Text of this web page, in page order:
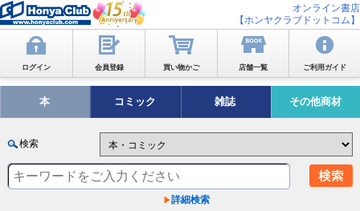
オンライン書店
【ホンヤクラブドットコム】
ログイン 会員登録 買い物かご 店舗一覧 ご利用ガイド
本 コミック 雑誌 その他商材
検索
詳細検索